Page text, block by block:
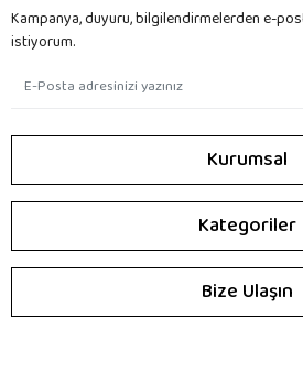
Kampanya, duyuru, bilgilendirmelerden e-
istiyorum.
Kurumsal
Kategoriler
Bize Ulaşın